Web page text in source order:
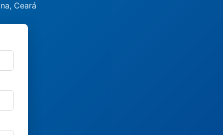
Ceará